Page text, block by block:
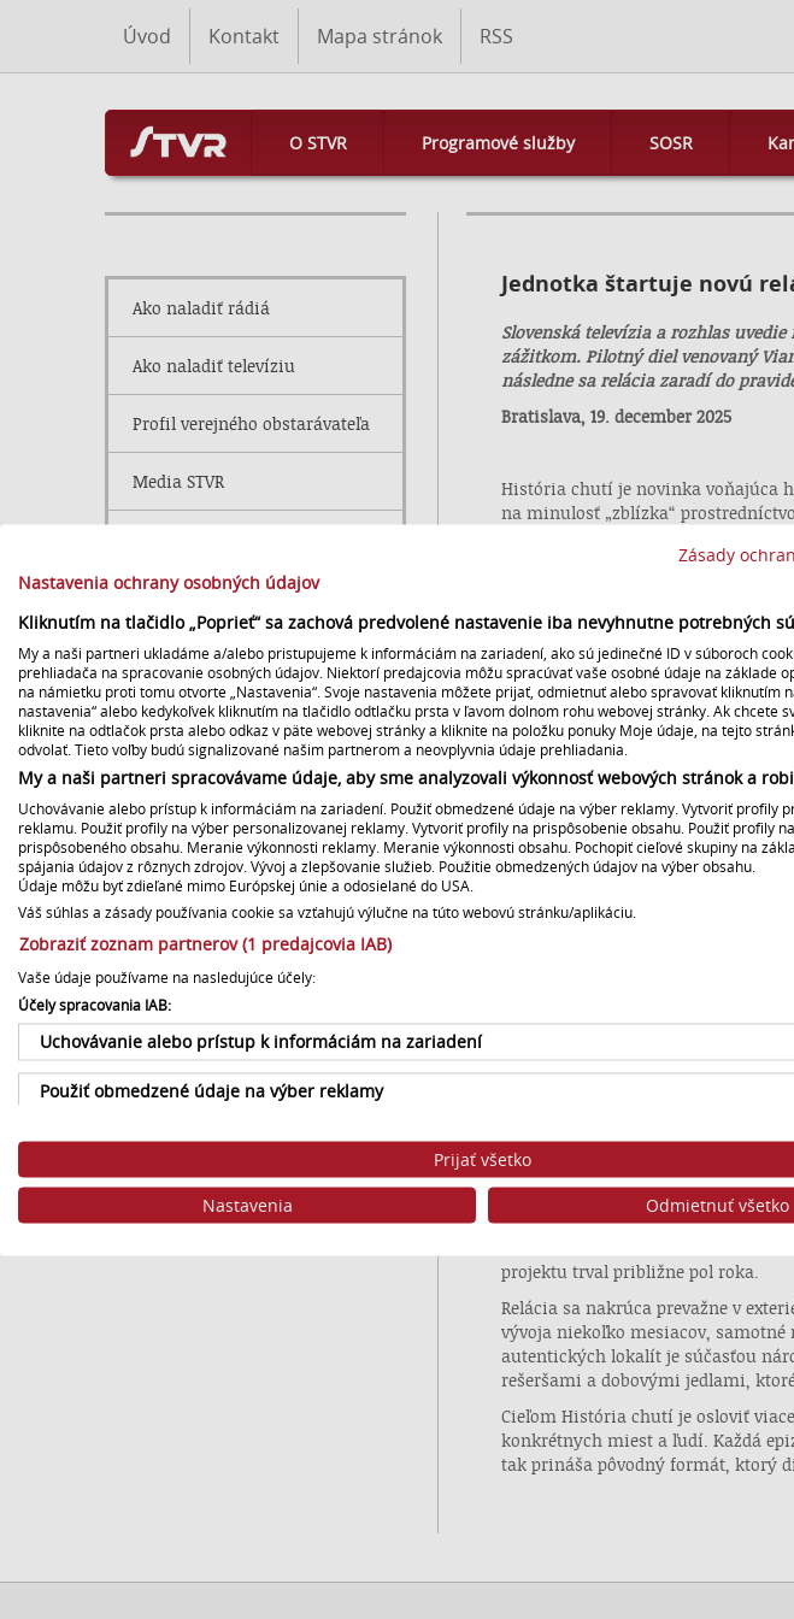
Zásady
Nastavenia ochrany osobných údajov
Kliknutím na tlačidlo „Poprieť“ sa zachová predvolené nastavenie iba nevyhnutne potrebných
My a naši partneri ukladáme a/alebo pristupujeme k informáciám na zariadení, ako sú jedinečné ID v súboroch
prehliadača na spracovanie osobných údajov. Niektorí predajcovia môžu spracúvať vaše osobné údaje na základe
na námietku proti tomu otvorte „Nastavenia“. Svoje nastavenia môžete prijať, odmietnuť alebo spravovať kliknutím
nastavenia“ alebo kedykoľvek kliknutím na tlačidlo odtlačku prsta v ľavom dolnom rohu webovej stránky. Ak chcete
kliknite na odtlačok prsta alebo odkaz v päte webovej stránky a kliknite na položku ponuky Moje údaje, na tejto
odvolať. Tieto voľby budú signalizované našim partnerom a neovplyvnia údaje prehliadania.
My a naši partneri spracovávame údaje, aby sme analyzovali výkonnosť webových stránok a
Uchovávanie alebo prístup k informáciám na zariadení. Použiť obmedzené údaje na výber reklamy. Vytvoriť profily
reklamu. Použiť profily na výber personalizovanej reklamy. Vytvoriť profily na prispôsobenie obsahu. Použiť profily
prispôsobeného obsahu. Meranie výkonnosti reklamy. Meranie výkonnosti obsahu. Pochopiť cieľové skupiny na
spájania údajov z rôznych zdrojov. Vývoj a zlepšovanie služieb. Použitie obmedzených údajov na výber obsahu.
Údaje môžu byť zdieľané mimo Európskej únie a odosielané do USA.
Váš súhlas a zásady používania cookie sa vzťahujú výlučne na túto webovú stránku/aplikáciu.
Zobraziť zoznam partnerov (1 predajcovia IAB)
Vaše údaje používame na nasledujúce účely:
Účely spracovania IAB:
Uchovávanie alebo prístup k informáciám na zariadení
Použiť obmedzené údaje na výber reklamy
Vytvoriť profily pre personalizovanú reklamu
Použiť profily na výber personalizovanej reklamy
Pochopiť cieľové skupiny na základe štatistík alebo spájania údajov z rôznych zdrojov
Prijať všetko
Nastavenia Odmietnuť všetko
Úvod Kontakt Mapa stránok RSS
O STVR Programové služby SOSR
Ako naladiť rádiá
Ako naladiť televíziu
Profil verejného obstarávateľa
Media STVR
Verejné súťaže a prevod
majetku
Poskytovanie archívu
Štatúty súťaží
Vyhlásenie o prístupnosti
Centrálny register námetov
Logá
Jednotka štartuje novú
Slovenská televízia a rozhlas
zážitkom. Pilotný diel venovaný
následne sa relácia zaradí do
Bratislava, 19. december 2025
História chutí je novinka voňajúca
na minulosť „zblízka“
sprostredkuje menej známe
sa venuje aj tomu, ako sa ľudia
Ako už naznačuje názov,
moderátori naservírované viaceré
jedlá sú však interpretované
Odštartuje vianočným špeciálom
Úvodná vianočná epizóda zo Starej
začiatok 20. storočia. Relácia
pôstny stôl a ktoré na
spoznajú aj prekvapivé španielske
Bourbon po tom, ako sa v roku
Reláciou sprevádza moderátorská
atmosféru miest a ich príbehy.
je zase moderátor, ktorý je blízko
dynamickú dvojicu, ktorá sa vie
Významnou súčasťou každej
Lučenca, ktorý viac než dvanásť
štvorhviezdičkovom hoteli Glacier
historickej smaltovni v Lučenci.
Šéfkuchára zajtrajška. Ďalším zo
starej mame a neskôr v Anglicku
Spolupráca s vedcami a odborníkmi
História chutí je pôvodný formát
Litera, ktorý sa dlhodobo venuje
Slovenskou akadémiou vied a
projektu trval približne pol roka.
Relácia sa nakrúca prevažne v
vývoja niekoľko mesiacov,
autentických lokalít je súčasťou
rešeršami a dobovými jedlami,
Cieľom História chutí je osloviť
konkrétnych miest a ľudí. Každá
tak prináša pôvodný formát, ktorý